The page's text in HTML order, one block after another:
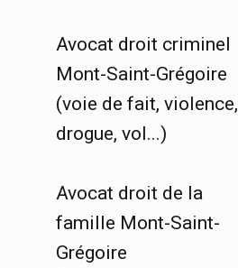
Avocat droit criminel
Mont-Saint-Grégoire
(voie de fait, violence,
drogue, vol...)
Avocat droit de la
famille Mont-Saint-
Grégoire